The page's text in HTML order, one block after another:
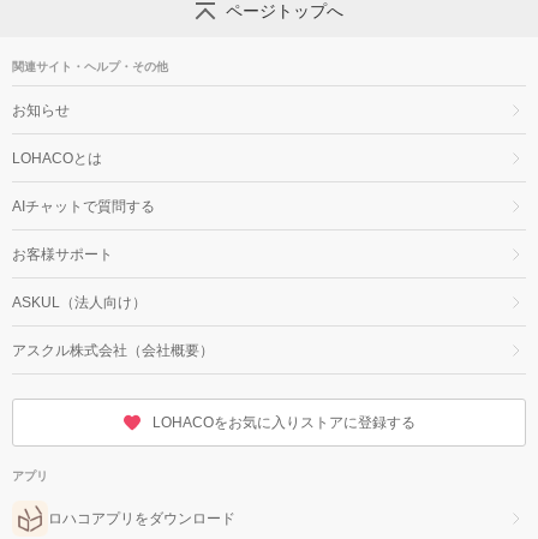
ページトップへ
関連サイト・ヘルプ・その他
お知らせ
LOHACOとは
AIチャットで質問する
お客様サポート
ASKUL（法人向け）
アスクル株式会社（会社概要）
LOHACOをお気に入りストアに登録する
アプリ
ロハコアプリをダウンロード